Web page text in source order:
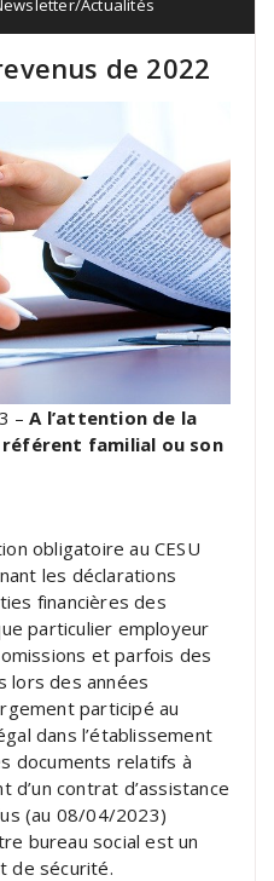
de 2022
–A l’attention de la
référent familial ou son
obligatoire au CESU
les déclarations
financières des
particulier employeur
et parfois des
lors des années
participé au
dans l’établissement
documents relatifs à
d’un contrat d’assistance
(au 08/04/2023)
bureau social est un
de sécurité.